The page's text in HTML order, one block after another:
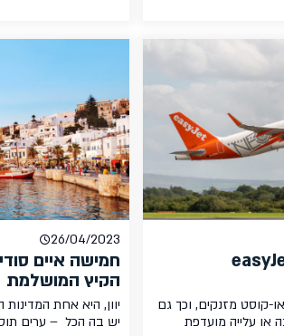
עבור הרכב של זוג
תנאי כבודה עדיפים
קוסט מזנקים, וכך גם
או עלייה מועדפת
26/04/2023
חמישה איים
הקיץ המושלמת
יוון, היא אחת
יש בה הכל – ערים